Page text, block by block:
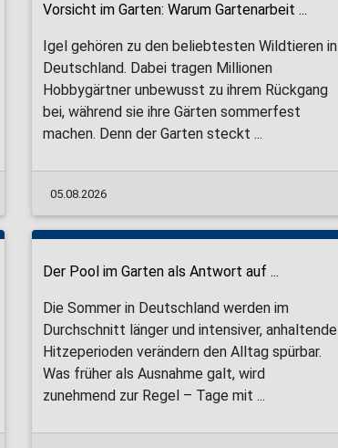
Vorsicht im Garten: Warum Gartenarbeit ...
Igel gehören zu den beliebtesten Wildtieren in
Deutschland. Dabei tragen Millionen
Hobbygärtner unbewusst zu ihrem Rückgang
bei, während sie ihre Gärten sommerfest
machen. Denn der Garten steckt ...
05.08.2026
Der Pool im Garten als Antwort auf ...
Die Sommer in Deutschland werden im
Durchschnitt länger und intensiver, anhaltende
Hitzeperioden verändern den Alltag spürbar.
Was früher als Ausnahme galt, wird
zunehmend zur Regel – Tage mit ...